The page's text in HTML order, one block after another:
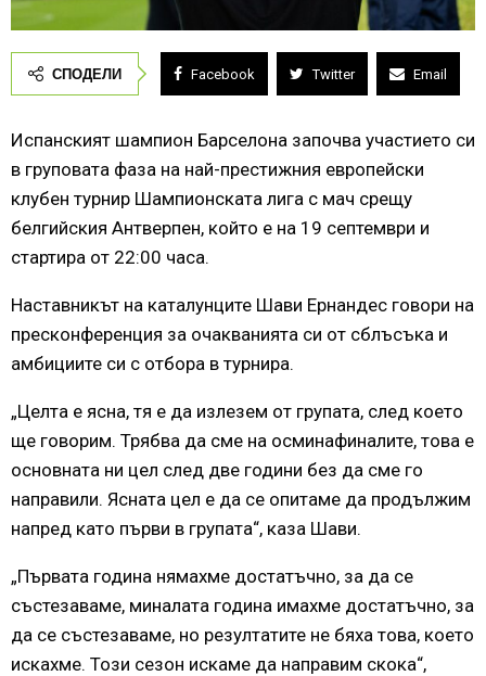
СПОДЕЛИ Facebook Twitter Email
Испанският шампион Барселона започва участието си
в груповата фаза на най-престижния европейски
клубен турнир Шампионската лига с мач срещу
белгийския Антверпен, който е на 19 септември и
стартира от 22:00 часа.
Наставникът на каталунците Шави Ернандес говори на
пресконференция за очакванията си от сблъсъка и
амбициите си с отбора в турнира.
„Целта е ясна, тя е да излезем от групата, след което
ще говорим. Трябва да сме на осминафиналите, това е
основната ни цел след две години без да сме го
направили. Ясната цел е да се опитаме да продължим
напред като първи в групата“, каза Шави.
„Първата година нямахме достатъчно, за да се
състезаваме, миналата година имахме достатъчно, за
да се състезаваме, но резултатите не бяха това, което
искахме. Този сезон искаме да направим скока“,